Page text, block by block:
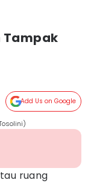
Tampak
Add Us on Google
ruang